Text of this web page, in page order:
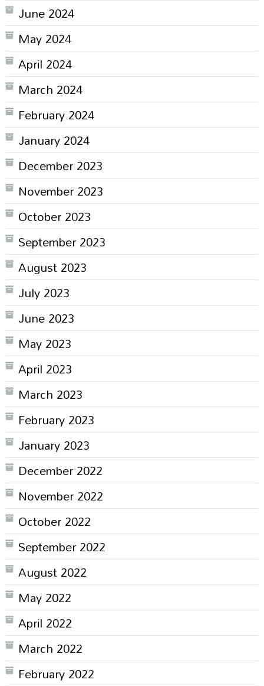
June 2024
May 2024
April 2024
March 2024
February 2024
January 2024
December 2023
November 2023
October 2023
September 2023
August 2023
July 2023
June 2023
May 2023
April 2023
March 2023
February 2023
January 2023
December 2022
November 2022
October 2022
September 2022
August 2022
May 2022
April 2022
March 2022
February 2022